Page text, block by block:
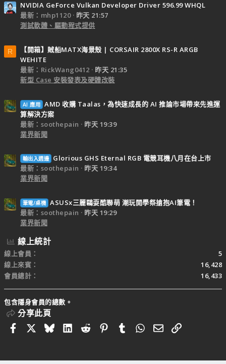
NVIDIA GeForce Vulkan Developer Driver 596.99 WHQL
最新：mhp1120
昨天 21:57
測試軟體、驅動程式提供
R
【開箱】賊船MATX海景殼 | CORSAIR 2800X RS-R ARGB
WEHITE
最新：RickWang0412
昨天 21:35
新型 Case 安裝發表及硬體改裝
AI 應用 AMD 收購 Taalas，為快速成長的 AI 推論市場帶來先進運
算解決方案
最新：soothepain
昨天 19:39
業界新聞
輸出入週邊
Glorious GHS Eternal RGB 電競耳機八月在台上市
最新：soothepain
昨天 19:34
業界新聞
筆電/桌機 ASUSx三麗鷗耍酷聯萌 潮玩開學祭搶抱AI筆電！
最新：soothepain
昨天 19:29
業界新聞
線上統計
線上會員
5
線上來賓
16,428
會員總計
16,433
包含隱身會員的總數。
分享此頁
FacebookBlueskyLinkedIn
RedditPinterestTumblrWhatsApp
電子郵件
連結